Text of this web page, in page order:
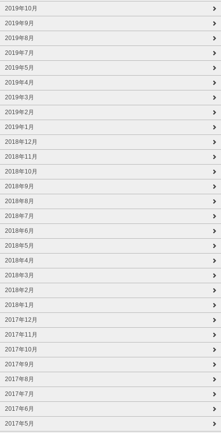
2019年10月
2019年9月
2019年8月
2019年7月
2019年5月
2019年4月
2019年3月
2019年2月
2019年1月
2018年12月
2018年11月
2018年10月
2018年9月
2018年8月
2018年7月
2018年6月
2018年5月
2018年4月
2018年3月
2018年2月
2018年1月
2017年12月
2017年11月
2017年10月
2017年9月
2017年8月
2017年7月
2017年6月
2017年5月